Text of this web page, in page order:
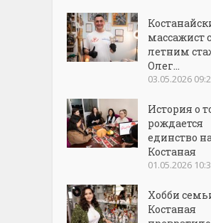
массажист
летним
Олег...
03.05.2026
История о
рождается
единство
Костаная
01.05.2026
Хобби
Костаная